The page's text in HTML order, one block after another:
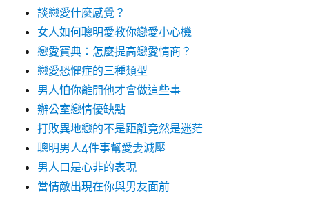
談戀愛什麼感覺？
女人如何聰明愛教你戀愛小心機
戀愛寶典：怎麼提高戀愛情商？
戀愛恐懼症的三種類型
男人怕你離開他才會做這些事
辦公室戀情優缺點
打敗異地戀的不是距離竟然是迷茫
聰明男人4件事幫愛妻減壓
男人口是心非的表現
當情敵出現在你與男友面前